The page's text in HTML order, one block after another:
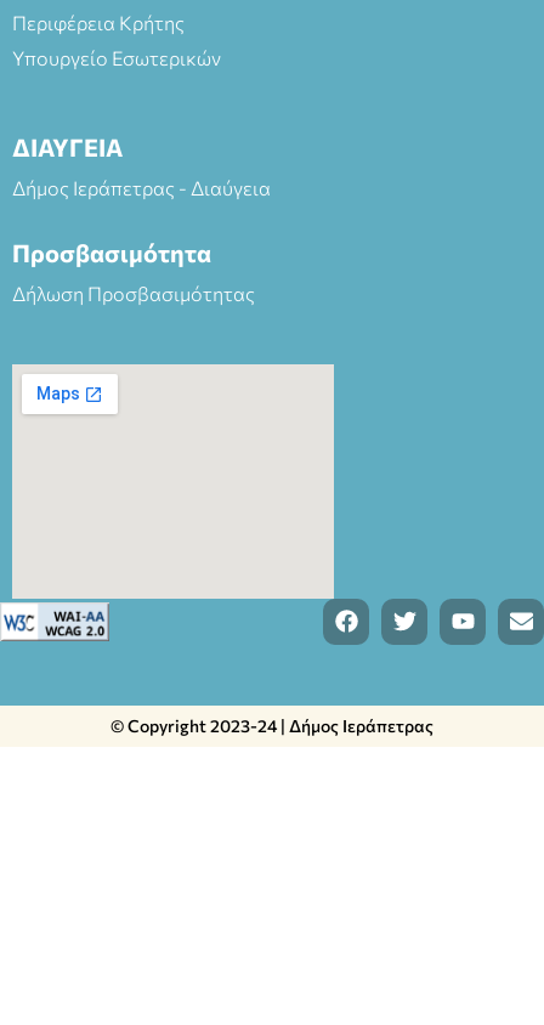
Περιφέρεια Κρήτης
Υπουργείο Εσωτερικών
ΔΙΑΥΓΕΙΑ
Δήμος Ιεράπετρας - Διαύγεια
Προσβασιμότητα
Δήλωση Προσβασιμότητας
© Copyright 2023-24 | Δήμος Ιεράπετρας